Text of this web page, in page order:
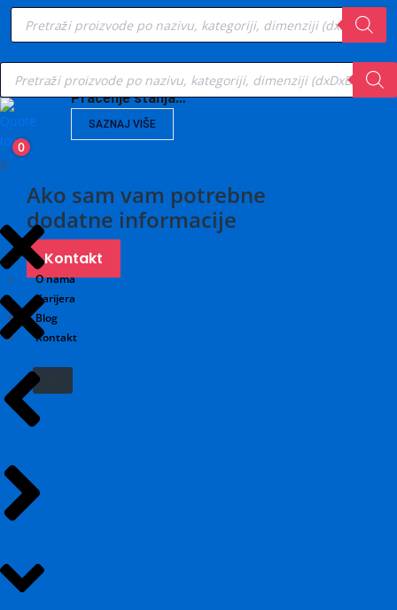
Vibrodijagnostika,
Praćenje stanja…
SAZNAJ VIŠE
Ako sam vam potrebne
dodatne informacije
Kontakt
O nama
Karijera
Blog
Kontakt
Products
search
Products
search
0
X